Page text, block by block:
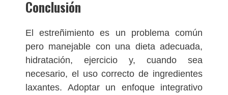
Conclusión
El estreñimiento es un problema común
pero manejable con una dieta adecuada,
hidratación, ejercicio y, cuando sea
necesario, el uso correcto de ingredientes
laxantes. Adoptar un enfoque integrativo